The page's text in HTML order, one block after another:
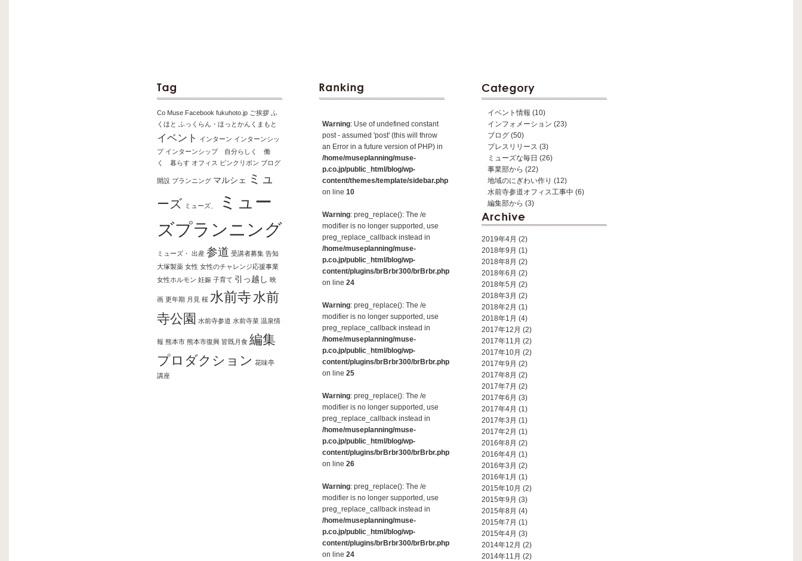
Co Muse Facebook fukuhoto.jp ご挨拶 ふ
くほと ふっくらん・ほっとかんくまもと
イベント インターン インターンシッ
プ インターンシップ 自分らしく 働
く 暮らす オフィス ピンクリボン ブログ
開設 プランニング マルシェ
ミュ
ーズ ミューズ、
ミュー
ズプランニング
ミューズ・ 出産 参道 受講者募集 告知
大塚製薬 女性 女性のチャレンジ応援事業
女性ホルモン 妊娠 子育て 引っ越し 映
画 更年期 月見 桜 水前寺 水前
寺公園 水前寺参道 水前寺菜 温泉情
報 熊本市 熊本市復興 皆既月食 編集
プロダクション 花味亭
講座
Warning: Use of undefined constant
post - assumed 'post' (this will throw
an Error in a future version of PHP) in
/home/museplanning/muse-
p.co.jp/public_html/blog/wp-
content/themes/template/sidebar.php
on line 10
Warning: preg_replace(): The /e
modifier is no longer supported, use
preg_replace_callback instead in
/home/museplanning/muse-
p.co.jp/public_html/blog/wp-
content/plugins/brBrbr300/brBrbr.php
on line 24
Warning: preg_replace(): The /e
modifier is no longer supported, use
preg_replace_callback instead in
/home/museplanning/muse-
p.co.jp/public_html/blog/wp-
content/plugins/brBrbr300/brBrbr.php
on line 25
Warning: preg_replace(): The /e
modifier is no longer supported, use
preg_replace_callback instead in
/home/museplanning/muse-
p.co.jp/public_html/blog/wp-
content/plugins/brBrbr300/brBrbr.php
on line 26
Warning: preg_replace(): The /e
modifier is no longer supported, use
preg_replace_callback instead in
/home/museplanning/muse-
p.co.jp/public_html/blog/wp-
content/plugins/brBrbr300/brBrbr.php
on line 24
イベント情報 (10)
インフォメーション (23)
ブログ (50)
プレスリリース (3)
ミューズな毎日 (26)
事業部から (22)
地域のにぎわい作り (12)
水前寺参道オフィス工事中 (6)
編集部から (3)
2019年4月 (2)
2018年9月 (1)
2018年8月 (2)
2018年6月 (2)
2018年5月 (2)
2018年3月 (2)
2018年2月 (1)
2018年1月 (4)
2017年12月 (2)
2017年11月 (2)
2017年10月 (2)
2017年9月 (2)
2017年8月 (2)
2017年7月 (2)
2017年6月 (3)
2017年4月 (1)
2017年3月 (1)
2017年2月 (1)
2016年8月 (2)
2016年4月 (1)
2016年3月 (2)
2016年1月 (1)
2015年10月 (2)
2015年9月 (3)
2015年8月 (4)
2015年7月 (1)
2015年4月 (3)
2014年12月 (2)
2014年11月 (2)